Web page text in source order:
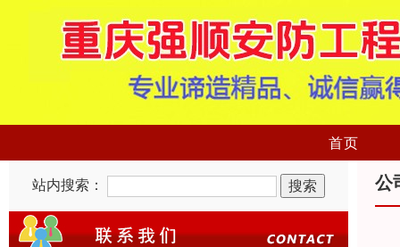
首页
站内搜索： 公